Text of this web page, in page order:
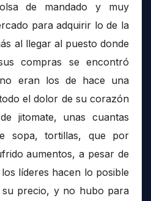
de mandado y muy
para adquirir lo de la
al llegar al puesto donde
compras se encontró
eran los de hace una
el dolor de su corazón
jitomate, unas cuantas
sopa, tortillas, que por
aumentos, a pesar de
líderes hacen lo posible
precio, y no hubo para